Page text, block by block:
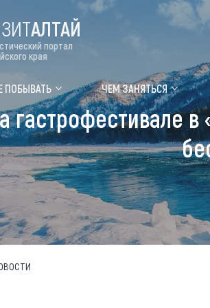
ALTAI
Где
Топ
АЛТАЙ
портал
края
ПОБЫВАТЬ ЧЕМ ЗАНЯТЬСЯ
гастрофестивале